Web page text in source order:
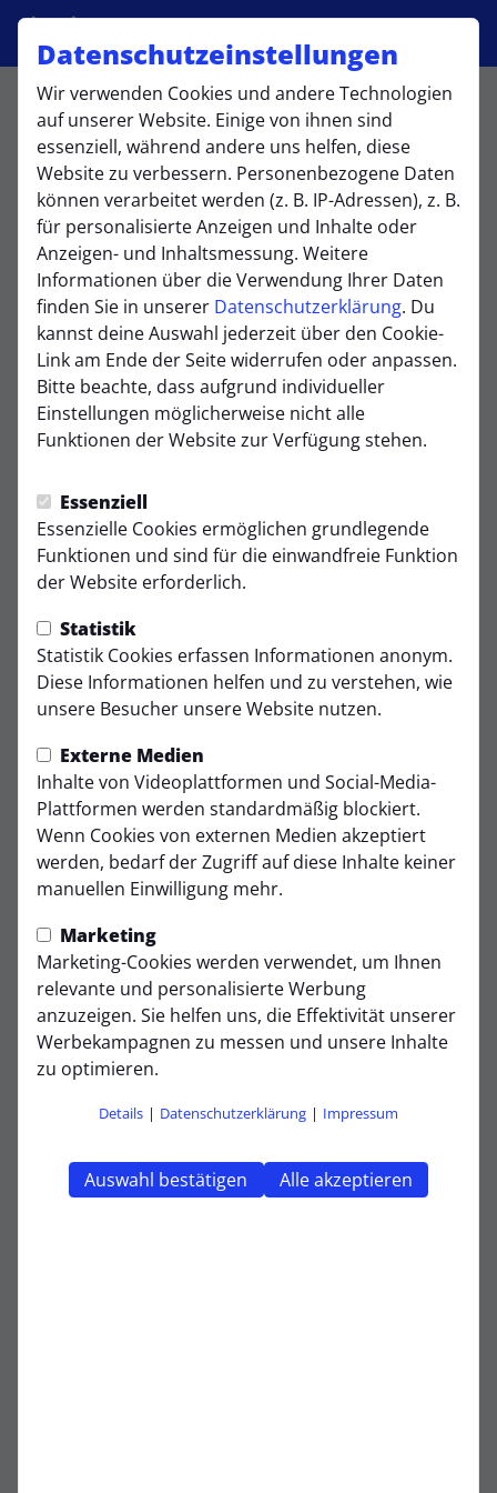
Datenschutzeinstellungen
Wir verwenden Cookies und andere Technologien
auf unserer Website. Einige von ihnen sind
essenziell, während andere uns helfen, diese
Website zu verbessern. Personenbezogene Daten
können verarbeitet werden (z. B. IP-Adressen), z. B.
für personalisierte Anzeigen und Inhalte oder
Anzeigen- und Inhaltsmessung. Weitere
Informationen über die Verwendung Ihrer Daten
finden Sie in unserer Datenschutzerklärung. Du
kannst deine Auswahl jederzeit über den Cookie-
Link am Ende der Seite widerrufen oder anpassen.
Bitte beachte, dass aufgrund individueller
Einstellungen möglicherweise nicht alle
Funktionen der Website zur Verfügung stehen.
Essenziell
Essenzielle Cookies ermöglichen grundlegende
Funktionen und sind für die einwandfreie Funktion
der Website erforderlich.
Statistik
Statistik Cookies erfassen Informationen anonym.
Diese Informationen helfen und zu verstehen, wie
unsere Besucher unsere Website nutzen.
Externe Medien
Inhalte von Videoplattformen und Social-Media-
Plattformen werden standardmäßig blockiert.
Wenn Cookies von externen Medien akzeptiert
werden, bedarf der Zugriff auf diese Inhalte keiner
manuellen Einwilligung mehr.
Marketing
Marketing-Cookies werden verwendet, um Ihnen
relevante und personalisierte Werbung
anzuzeigen. Sie helfen uns, die Effektivität unserer
Werbekampagnen zu messen und unsere Inhalte
zu optimieren.
Details | Datenschutzerklärung | Impressum
Auswahl bestätigen Alle akzeptieren
1. Mannschaft
Übersicht Kader Funktionsteam Spielplan
Trainingszeiten
DI.19:30 - 21:00 Uhr
VfR Stommeln 1928 e.V. - Kunstrasen
DO. 19:30 - 21:00 Uhr
VfR Stommeln 1928 e.V. - Kunstrasen
Anrufen E-Mail
Andreas Weyers